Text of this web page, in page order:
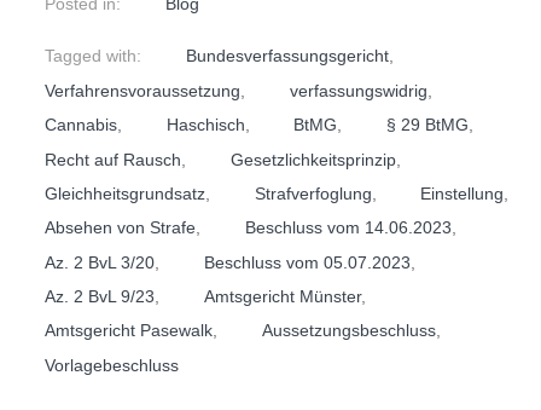
Tagged with: Bundesverfassungsgericht,
Verfahrensvoraussetzung
verfassungswidrig
Cannabis
Haschisch BtMG § 29 BtMG
Recht auf Rausch
Gesetzlichkeitsprinzip,
Gleichheitsgrundsatz
Strafverfoglung Einstellung
Absehen von Strafe, Beschluss vom 14.06.2023,
Az. 2 BvL 3/20
Beschluss vom 05.07.2023
Az. 2 BvL 9/23
Amtsgericht Münster,
Amtsgericht Pasewalk, Aussetzungsbeschluss,
Vorlagebeschluss